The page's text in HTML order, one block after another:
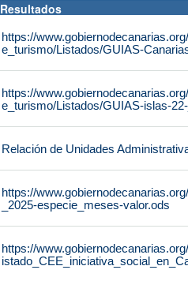
Resultados
https://
e_turismo/Listados/GUIAS-
https://
e_turismo/Listados/GUIAS-islas-
Relación de Unidades
https://
_2025-especie_meses-valor.ods
https://